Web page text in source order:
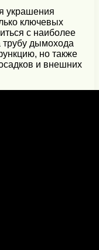
украшения
ключевых
с наиболее
дымохода
но также
и внешних